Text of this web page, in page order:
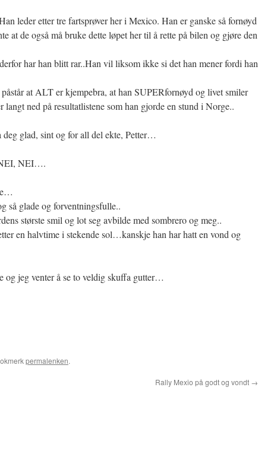
leder etter tre fartsprøver her i Mexico. Han er ganske så fornøyd
at de også må bruke dette løpet her til å rette på bilen og gjøre den
har han blitt rar..Han vil liksom ikke si det han mener fordi han
at ALT er kjempebra, at han SUPERfornøyd og livet smiler
ned på resultatlistene som han gjorde en stund i Norge..
glad, sint og for all del ekte, Petter…
NEI….
så glade og forventningsfulle..
største smil og lot seg avbilde med sombrero og meg..
en halvtime i stekende sol…kanskje han har hatt en vond og
og jeg venter å se to veldig skuffa gutter…
permalenken.
Rally Mexio på godt og vondt →